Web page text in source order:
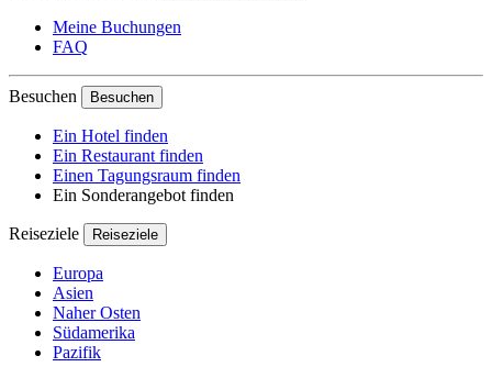
Meine Buchungen
FAQ
Besuchen Besuchen
Ein Hotel finden
Ein Restaurant finden
Einen Tagungsraum finden
Ein Sonderangebot finden
Reiseziele Reiseziele
Europa
Asien
Naher Osten
Südamerika
Pazifik